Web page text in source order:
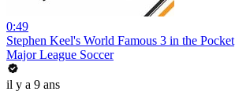
0:49
Stephen Keel's World Famous 3 in the Pocket
Major League Soccer
il y a 9 ans